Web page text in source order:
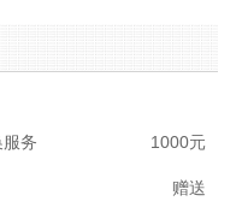
务 1000元
赠送